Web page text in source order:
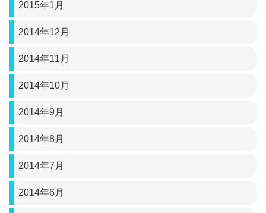
2015年1月
2014年12月
2014年11月
2014年10月
2014年9月
2014年8月
2014年7月
2014年6月